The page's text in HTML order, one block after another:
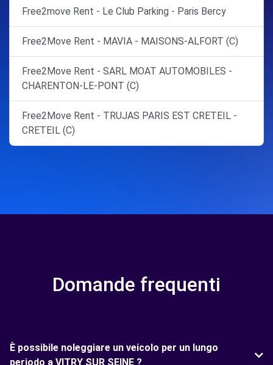
Free2move Rent - Le Club Parking - Paris Bercy
Free2Move Rent - MAVIA - MAISONS-ALFORT (C)
Free2Move Rent - SARL MOAT AUTOMOBILES -
CHARENTON-LE-PONT (C)
Free2Move Rent - TRUJAS PARIS EST CRETEIL -
CRETEIL (C)
Domande frequenti
È possibile noleggiare un veicolo per un lungo
periodo a VITRY SUR SEINE ?